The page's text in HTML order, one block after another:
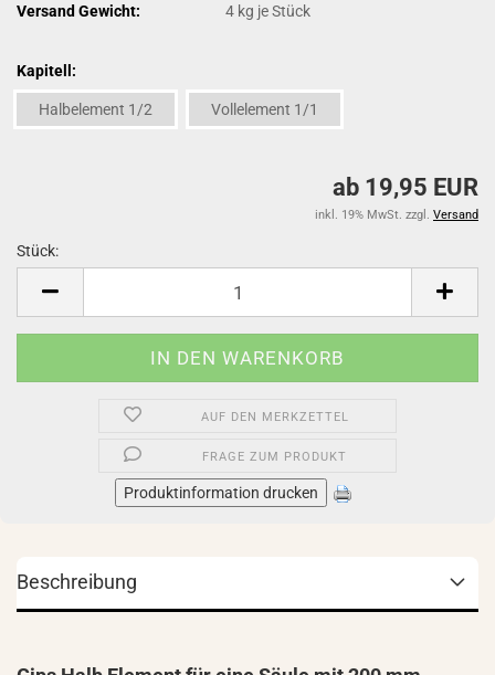
Versand Gewicht:
4 kg je Stück
Kapitell:
Halbelement 1/2 Vollelement 1/1
ab 19,95 EUR
inkl. 19% MwSt. zzgl. Versand
Stück:
AUF DEN MERKZETTEL
FRAGE ZUM PRODUKT
Produktinformation drucken
Beschreibung